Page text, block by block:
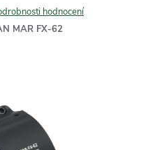
hodnocení
MAR FX-62